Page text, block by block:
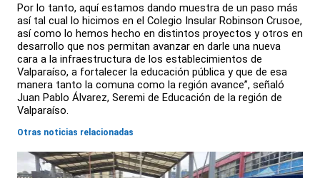
Por lo tanto, aquí estamos dando muestra de un paso más
así tal cual lo hicimos en el Colegio Insular Robinson Crusoe,
así como lo hemos hecho en distintos proyectos y otros en
desarrollo que nos permitan avanzar en darle una nueva
cara a la infraestructura de los establecimientos de
Valparaíso, a fortalecer la educación pública y que de esa
manera tanto la comuna como la región avance”, señaló
Juan Pablo Álvarez, Seremi de Educación de la región de
Valparaíso.
Otras noticias relacionadas